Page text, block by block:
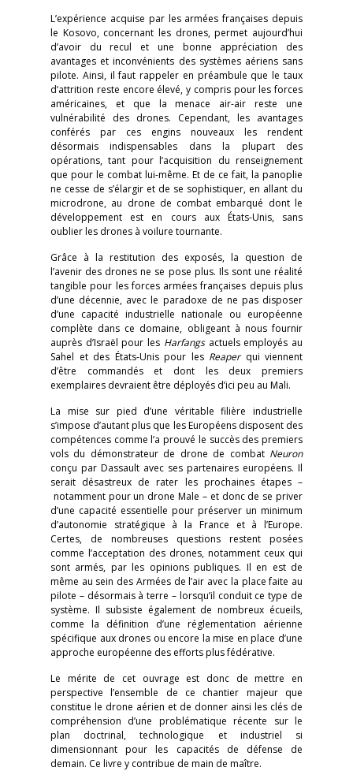
L’expérience acquise par les armées françaises depuis
le Kosovo, concernant les drones, permet aujourd’hui
d’avoir du recul et une bonne appréciation des
avantages et inconvénients des systèmes aériens sans
pilote. Ainsi, il faut rappeler en préambule que le taux
d’attrition reste encore élevé, y compris pour les forces
américaines, et que la menace air-air reste une
vulnérabilité des drones. Cependant, les avantages
conférés par ces engins nouveaux les rendent
désormais indispensables dans la plupart des
opérations, tant pour l’acquisition du renseignement
que pour le combat lui-même. Et de ce fait, la panoplie
ne cesse de s’élargir et de se sophistiquer, en allant du
microdrone, au drone de combat embarqué dont le
développement est en cours aux États-Unis, sans
oublier les drones à voilure tournante.
Grâce à la restitution des exposés, la question de
l’avenir des drones ne se pose plus. Ils sont une réalité
tangible pour les forces armées françaises depuis plus
d’une décennie, avec le paradoxe de ne pas disposer
d’une capacité industrielle nationale ou européenne
complète dans ce domaine, obligeant à nous fournir
auprès d’Israël pour les Harfangs actuels employés au
Sahel et des États-Unis pour les Reaper qui viennent
d’être commandés et dont les deux premiers
exemplaires devraient être déployés d’ici peu au Mali.
La mise sur pied d’une véritable filière industrielle
s’impose d’autant plus que les Européens disposent des
compétences comme l’a prouvé le succès des premiers
vols du démonstrateur de drone de combat Neuron
conçu par Dassault avec ses partenaires européens. Il
serait désastreux de rater les prochaines étapes –
notamment pour un drone Male – et donc de se priver
d’une capacité essentielle pour préserver un minimum
d’autonomie stratégique à la France et à l’Europe.
Certes, de nombreuses questions restent posées
comme l’acceptation des drones, notamment ceux qui
sont armés, par les opinions publiques. Il en est de
même au sein des Armées de l’air avec la place faite au
pilote – désormais à terre – lorsqu’il conduit ce type de
système. Il subsiste également de nombreux écueils,
comme la définition d’une réglementation aérienne
spécifique aux drones ou encore la mise en place d’une
approche européenne des efforts plus fédérative.
Le mérite de cet ouvrage est donc de mettre en
perspective l’ensemble de ce chantier majeur que
constitue le drone aérien et de donner ainsi les clés de
compréhension d’une problématique récente sur le
plan doctrinal, technologique et industriel si
dimensionnant pour les capacités de défense de
demain. Ce livre y contribue de main de maître.